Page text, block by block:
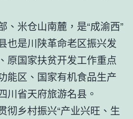
、米仓山南麓，是“成渝西”
也是川陕革命老区振兴发
原国家扶贫开发工作重点
能区、国家有机食品生产
川省天府旅游名县。
彻乡村振兴“产业兴旺、生